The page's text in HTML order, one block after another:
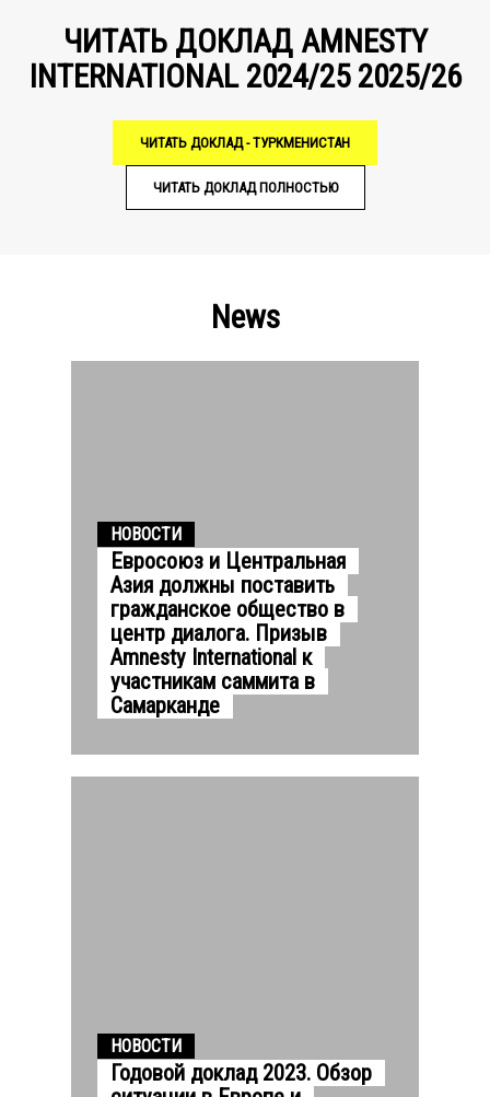
ЧИТАТЬ ДОКЛАД AMNESTY
INTERNATIONAL 2024/25 2025/26
ЧИТАТЬ ДОКЛАД - ТУРКМЕНИСТАН
ЧИТАТЬ ДОКЛАД ПОЛНОСТЬЮ
News
НОВОСТИ
Евросоюз и Центральная
Азия должны поставить
гражданское общество в
центр диалога. Призыв
Amnesty International к
участникам саммита в
Самарканде
НОВОСТИ
Годовой доклад 2023. Обзор